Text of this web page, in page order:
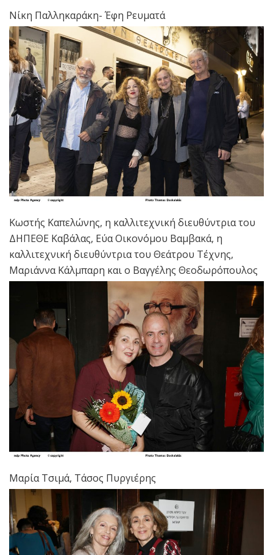
Νίκη Παλληκαράκη- Έφη Ρευματά
Κωστής Καπελώνης, η καλλιτεχνική διευθύντρια του
ΔΗΠΕΘΕ Καβάλας, Εύα Οικονόμου Βαμβακά, η
καλλιτεχνική διευθύντρια του Θεάτρου Τέχνης,
Μαριάννα Κάλμπαρη και ο Βαγγέλης Θεοδωρόπουλος
Μαρία Τσιμά, Τάσος Πυργιέρης